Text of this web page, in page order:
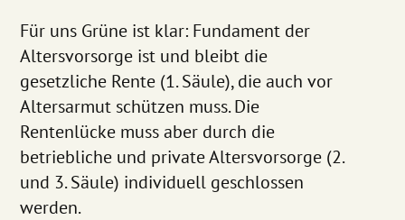
Für uns Grüne ist klar: Fundament der
Altersvorsorge ist und bleibt die
gesetzliche Rente (1. Säule), die auch vor
Altersarmut schützen muss. Die
Rentenlücke muss aber durch die
betriebliche und private Altersvorsorge (2.
und 3. Säule) individuell geschlossen
werden.